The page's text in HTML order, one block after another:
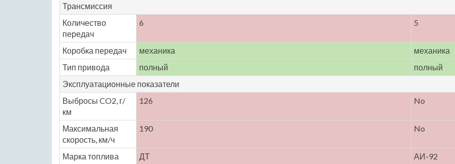
Трансмиссия
Количество
передач
6 5
Коробка передач механика
механика
Тип привода
полный
полный
Эксплуатационные показатели
Выбросы CO2, г/
км
126 No
Максимальная
скорость, км/ч
190 No
Марка топлива ДТ АИ-92